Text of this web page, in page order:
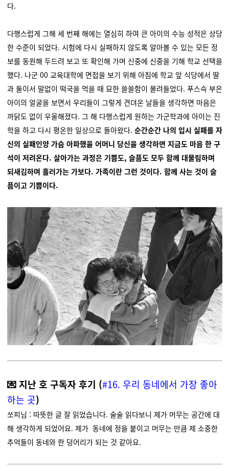
다.
다행스럽게 그해 세 번째 해에는 열심히 하여 큰 아이의 수능 성적은 상당
한 수준이 되었다. 시험에 다시 실패하지 않도록 알아볼 수 있는 모든 정
보를 동원해 두드려 보고 또 확인해 가며 신중에 신중을 기해 학교 선택을
했다. 나군 00 교육대학에 면접을 보기 위해 아침에 학교 앞 식당에서 딸
과 둘이서 말없이 떡국을 먹을 때 묘한 쓸쓸함이 몰려들었다. 푸스슥 부은
아이의 얼굴을 보면서 우리들이 그렇게 견뎌온 날들을 생각하면 마음은
까닭도 없이 우울해졌다. 그 해 다행스럽게 원하는 가군학과에 아이는 진
학을 하고 다시 평온한 일상으로 돌아왔다. 순간순간 나의 입시 실패를 자
신의 실패인양 가슴 아파했을 어머니 당신을 생각하면 지금도 마음 한 구
석이 저려온다. 살아가는 과정은 기쁨도, 슬픔도 모두 함께 대물림하며
되새김하며 흘러가는 가보다. 가족이란 그런 것이다. 함께 사는 것이 슬
픔이고 기쁨이다.
💌 지난 호 구독자 후기 (#16. 우리 동네에서 가장 좋아
하는 곳)
쏘피님 : 따뜻한 글 잘 읽었습니다. 술술 읽다보니 제가 머무는 공간에 대
해 생각하게 되었어요. 제가 동네에 정을 붙이고 머무는 만큼 제 소중한
추억들이 동네와 한 덩어리가 되는 것 같아요.